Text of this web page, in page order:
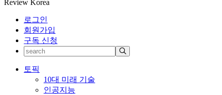
Review Korea
로그인
회원가입
구독 신청
토픽
10대 미래 기술
인공지능